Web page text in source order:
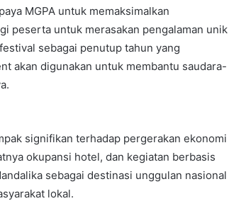
MGPA untuk memaksimalkan
peserta untuk merasakan pengalaman unik
sebagai penutup tahun yang
akan digunakan untuk membantu saudara-
signifikan terhadap pergerakan ekonomi
okupansi hotel, dan kegiatan berbasis
sebagai destinasi unggulan nasional
lokal.